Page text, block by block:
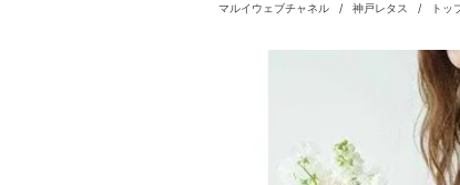
マルイウェブチャネル / 神戸レタス / トッ